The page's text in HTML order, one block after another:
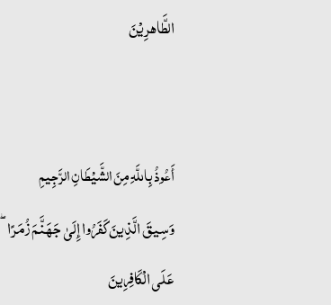
الطَّاهرِیْنَ
أَعُوذُ بِاللَّهِ مِنَ الشَّيْطَانِ الرَّجِيمِ
وَسِيقَ الَّذِينَ كَفَرُوا إِلَىٰ جَهَنَّمَ
عَلَى الْكَافِرِينَ